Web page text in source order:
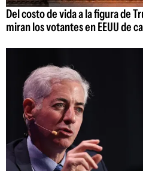
Del costo de vida a la figura de
miran los votantes en EEUU de